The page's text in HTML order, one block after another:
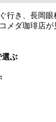
行き、長岡
メダ珈琲店
選ぶ